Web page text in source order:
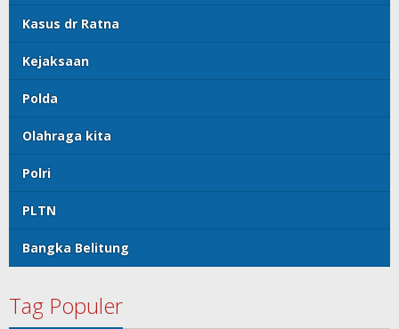
Kasus dr Ratna
Kejaksaan
Polda
Olahraga kita
Polri
PLTN
Bangka Belitung
Tag Populer